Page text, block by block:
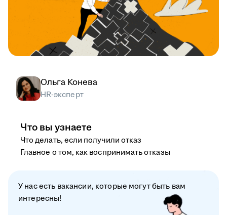
Ольга Конева
HR-эксперт
Что вы узнаете
Что делать, если получили отказ
Главное о том, как воспринимать отказы
У нас есть вакансии, которые могут быть вам
интересны!